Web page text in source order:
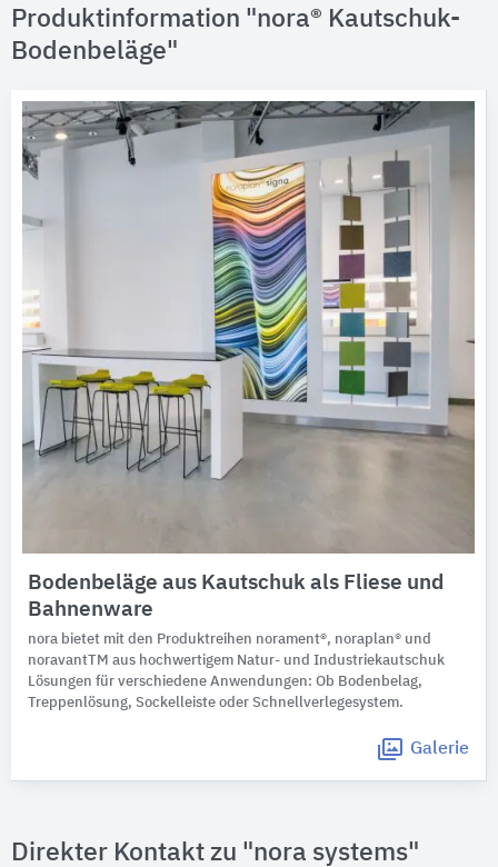
Produktinformation "nora® Kautschuk-
Bodenbeläge"
Bodenbeläge aus Kautschuk als Fliese und
Bahnenware
nora bietet mit den Produktreihen norament®, noraplan® und
noravantTM aus hochwertigem Natur- und Industriekautschuk
Lösungen für verschiedene Anwendungen: Ob Bodenbelag,
Treppenlösung, Sockelleiste oder Schnellverlegesystem.
Galerie
Direkter Kontakt zu "nora systems"